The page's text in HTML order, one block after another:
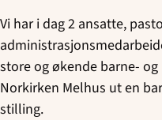
Vi har i dag 2 ansatte,
store og økende barne-
Norkirken Melhus ut en
stilling.